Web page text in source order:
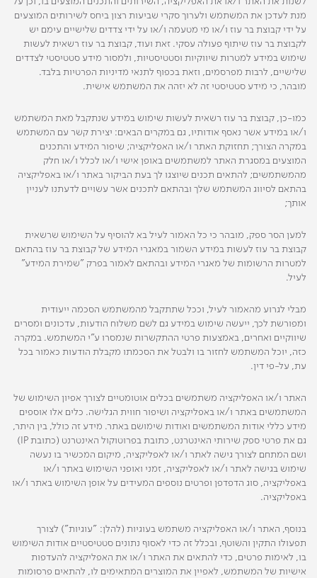
מנת לעדכן את המשתמש ולערוך סקרי שביעות רצון ביחס לשירותים המוצעים
על ידי קבוצת בר עוז ו/או מי מטעמה ו/או על ידי צדדים שלישיים עימם יש
לקבוצת בר עוז שיתוף פעולה עסקי. זאת ועוד, קבוצת בר עוז רשאית לעשות
שימוש במידע למטרות שיווקיות וסטטיסטיות, ולמסור מידע סטטיסטי לצדדים
שלישיים, לרבות מפרסמים, וזאת בכפוף לתנאי מדיניות הפרטיות בלבד.
מובהר, כי מידע סטטיסטי זה לא יזהה את המשתמש אישית.
כמו-כן, קבוצת בר עוז רשאית לעשות שימוש במידע שנתקבל מאת המשתמש
ו/או במידע אשר נאסף אודותיו, גם במקרים הבאים: יצירת קשר עם המשתמש
במקרה הצורך; תחזוקת האתר ו/או האפליקציה; שיפור המידע והתכנים
המוצעים במסגרת האתר למשתמשים באופן אישי ו/או לכלל ו/או חלק
מהמשתמשים; להתאים תכנים שיוצגו לך בעת הביקור באתר ו/או באפליקציה
בהתאם לסיווג המשתמש שלך ובהתאם לתכנים אשר עשויים לדעתנו לעניין
אותך;
למען הסר ספק, מובהר כי כל האמור לעיל בא להוסיף על השימוש שרשאית
קבוצת בר עוז לעשות במידע השמור במאגרי המידע של קבוצת בר עוז בהתאם
למטרות הרשומות של מאגרי המידע ובהתאם לאמור בפרק "שמירת המידע"
לעיל.
מבלי לגרוע מהאמור לעיל, וככל שתתקבל מהמשתמש הסכמה ייעודית
ומפורשת לכך, ייעשה שימוש במידע גם לשם משלוח הודעות, עדכונים ומסרים
שיווקיים ואחרים, באמצעות פרטי ההתקשרות שנמסרו ע"י המשתמש. במקרה
כזה, יוכל המשתמש לחזור בו ולבטל את הסכמתו מקבלת הודעות כאמור בכל
עת, על-פי דין.
האתר ו/או האפליקציה משתמשים בכלים אוטומטיים לצורך אפיון השימוש של
המשתמשים באתר ו/או באפליקציה ושיפור חווית הגלישה. כלים אלו אוספים
מידע כללי אודות המשתמשים ואודות שימושם באתר. מידע זה כולל, בין היתר,
גם את פרטי ספק שירותי האינטרנט, כתובת בפרוטוקול האינטרנט (כתובת IP)
ושם המתחם לצורך גישה לאתר ו/או לאפליקציה, מיקום המכשיר בו נעשה
שימוש בגישה לאתר ו/או לאפליקציה, זמני ואופני השימוש באתר ו/או
באפליקציה, סוג הדפדפן ופרטים נוספים המעידים על אופן השימוש באתר ו/או
באפליקציה.
בנוסף, האתר ו/או האפליקציה משתמש בעוגיות (להלן: "עוגיות") לצורך
תפעולו התקין והשוטף, ובכלל זה כדי לאסוף נתונים סטטיסטיים אודות השימוש
בו, לאימות פרטים, כדי להתאים את האתר ו/או את האפליקציה להעדפות
אישיות של המשתמש, לאפיין את המוצרים המתאימים לו, להתאים פרסומות